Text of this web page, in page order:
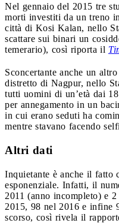
Nel gennaio del 2015 tre
morti investiti da un treno
città di Kosi Kalan, nello
scattare sui binari un
temerario), così riporta il
Sconcertante anche un
distretto di Nagpur, nello
tutti uomini di un’età dai
per annegamento in un
in cui erano seduti ha
mentre stavano facendo
Altri dati
Inquietante è anche il fatto
esponenziale. Infatti, il
2011 (anno incompleto) e
2015, 98 nel 2016 e infine
scorso, così rivela il